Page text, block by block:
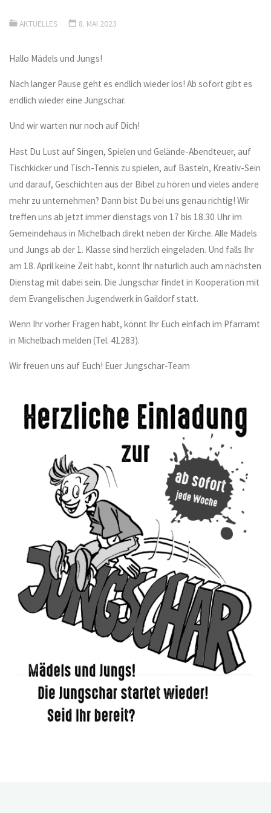
AKTUELLES 8. MAI 2023
Hallo Mädels und Jungs!
Nach langer Pause geht es endlich wieder los! Ab sofort gibt es
endlich wieder eine Jungschar.
Und wir warten nur noch auf Dich!
Hast Du Lust auf Singen, Spielen und Gelände-Abendteuer, auf
Tischkicker und Tisch-Tennis zu spielen, auf Basteln, Kreativ-Sein
und darauf, Geschichten aus der Bibel zu hören und vieles andere
mehr zu unternehmen? Dann bist Du bei uns genau richtig! Wir
treffen uns ab jetzt immer dienstags von 17 bis 18.30 Uhr im
Gemeindehaus in Michelbach direkt neben der Kirche. Alle Mädels
und Jungs ab der 1. Klasse sind herzlich eingeladen. Und falls Ihr
am 18. April keine Zeit habt, könnt Ihr natürlich auch am nächsten
Dienstag mit dabei sein. Die Jungschar findet in Kooperation mit
dem Evangelischen Jugendwerk in Gaildorf statt.
Wenn Ihr vorher Fragen habt, könnt Ihr Euch einfach im Pfarramt
in Michelbach melden (Tel. 41283).
Wir freuen uns auf Euch! Euer Jungschar-Team